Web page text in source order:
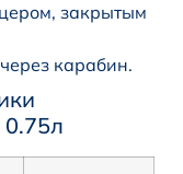
закрытым
карабин.